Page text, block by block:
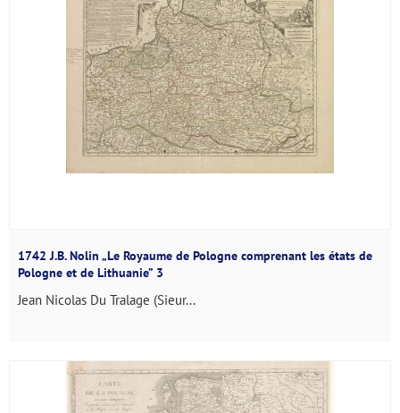
1742 J.B. Nolin „Le Royaume de Pologne comprenant les états de
Pologne et de Lithuanie” 3
Jean Nicolas Du Tralage (Sieur...